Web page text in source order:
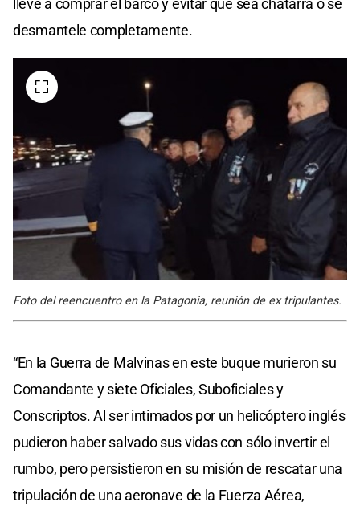
desmantele completamente.
Foto del reencuentro en la Patagonia, reunión de ex tripulantes.
“En la Guerra de Malvinas en este buque murieron su
Comandante y siete Oficiales, Suboficiales y
Conscriptos. Al ser intimados por un helicóptero inglés
pudieron haber salvado sus vidas con sólo invertir el
rumbo, pero persistieron en su misión de rescatar una
tripulación de una aeronave de la Fuerza Aérea,